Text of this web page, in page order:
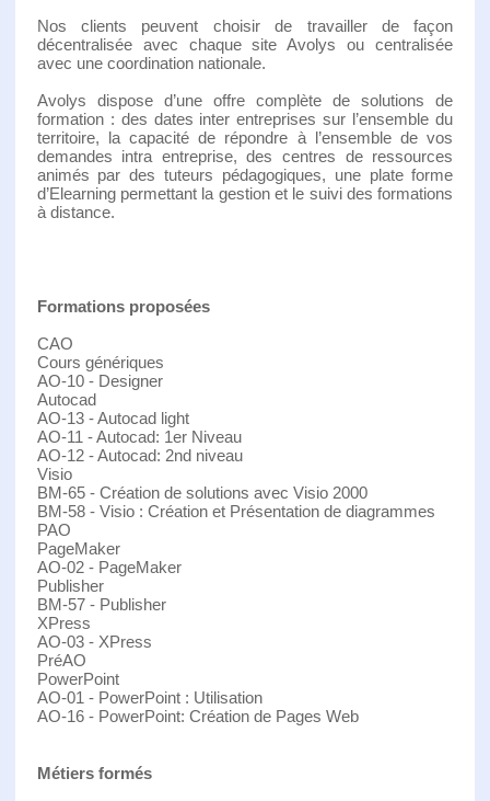
Nos clients peuvent choisir de travailler de façon
décentralisée avec chaque site Avolys ou centralisée
avec une coordination nationale.
Avolys dispose d’une offre complète de solutions de
formation : des dates inter entreprises sur l’ensemble du
territoire, la capacité de répondre à l’ensemble de vos
demandes intra entreprise, des centres de ressources
animés par des tuteurs pédagogiques, une plate forme
d’Elearning permettant la gestion et le suivi des formations
à distance.
Formations proposées
CAO
Cours génériques
AO-10 - Designer
Autocad
AO-13 - Autocad light
AO-11 - Autocad: 1er Niveau
AO-12 - Autocad: 2nd niveau
Visio
BM-65 - Création de solutions avec Visio 2000
BM-58 - Visio : Création et Présentation de diagrammes
PAO
PageMaker
AO-02 - PageMaker
Publisher
BM-57 - Publisher
XPress
AO-03 - XPress
PréAO
PowerPoint
AO-01 - PowerPoint : Utilisation
AO-16 - PowerPoint: Création de Pages Web
Métiers formés